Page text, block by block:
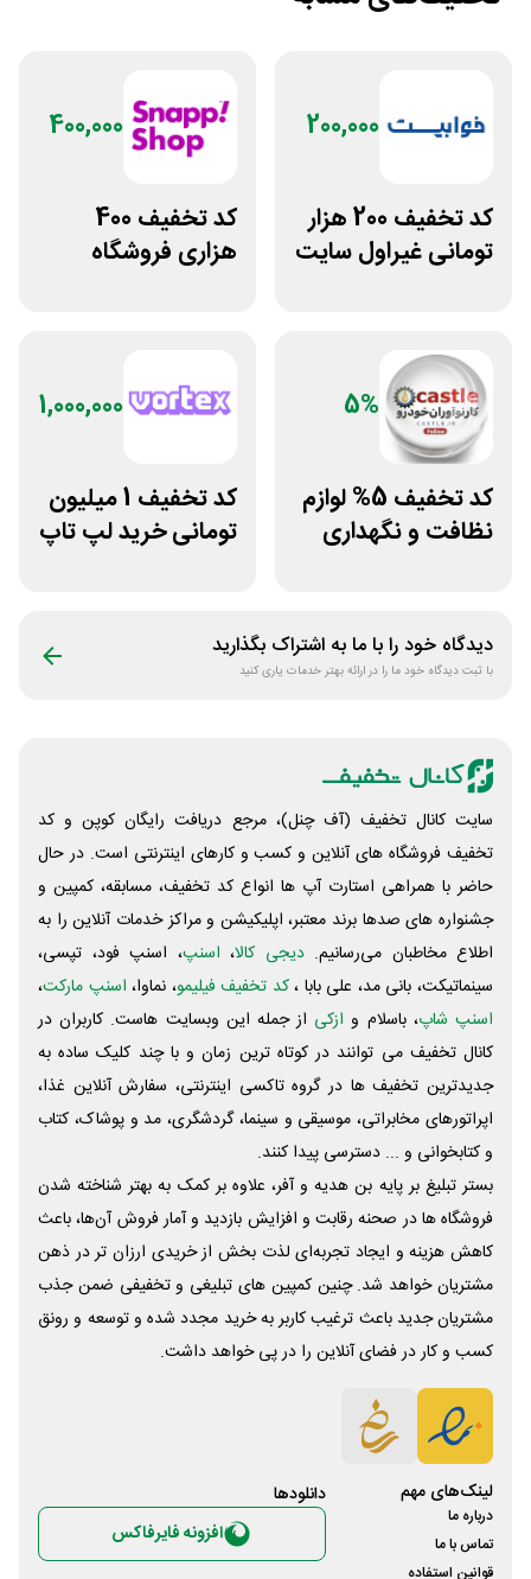
200,000
کد تخفیف 200 هزار
تومانی غیراول سایت
400,000
کد تخفیف 400
هزاری فروشگاه
5%
کد تخفیف 5% لوازم
نظافت و نگهداری
1,000,000
کد تخفیف 1 میلیون
تومانی خرید لپ تاپ
دیدگاه خود را با ما به اشتراک بگذارید
با ثبت دیدگاه خود ما را در ارائه بهتر خدمات یاری کنید
سایت کانال تخفیف (آف چنل)، مرجع دریافت رایگان کوپن و کد
تخفیف فروشگاه های آنلاین و کسب و‌ کارهای اینترنتی است. در حال
حاضر با همراهی استارت آپ ها انواع کد تخفیف، مسابقه، کمپین و
جشنواره های صدها برند معتبر، اپلیکیشن و مراکز خدمات آنلاین را به
اطلاع مخاطبان می‌رسانیم. دیجی کالا، اسنپ، اسنپ فود، تپسی،
سینماتیکت، بانی مد، علی‌ بابا ،کد تخفیف فیلیمو، نماوا، اسنپ مارکت،
اسنپ شاپ، باسلام و ازکی از جمله این وبسایت ‌هاست. کاربران در
کانال تخفیف می توانند در کوتاه ترین زمان و با چند کلیک ساده به
جدیدترین تخفیف ها در گروه تاکسی اینترنتی، سفارش آنلاین غذا،
اپراتورهای مخابراتی، موسیقی و سینما، گردشگری، مد و پوشاک، کتاب
و کتابخوانی و ... دسترسی پیدا کنند.
بستر تبلیغ بر پایه بن هدیه و آفر، علاوه بر کمک به بهتر شناخته شدن
فروشگاه ها در صحنه رقابت و افزایش بازدید و آمار فروش آن‌ها، باعث
کاهش هزینه و ایجاد تجربه‌ای لذت بخش از خریدی ارزان تر در ذهن
مشتریان خواهد شد. چنین کمپین های تبلیغی و تخفیفی ضمن جذب
مشتریان جدید باعث ترغیب کاربر به خرید مجدد شده و توسعه و رونق
کسب و کار در فضای آنلاین را در پی خواهد داشت.
لینک‌های مهم
درباره ما
تماس با ما
قوانین استفاده
دانلود‌ها
افزونه فایرفاکس